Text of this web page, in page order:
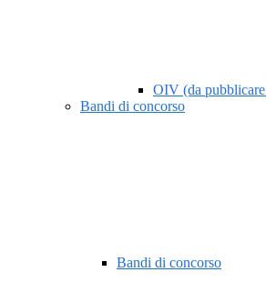
OIV (da
Bandi di concorso
Bandi di concorso